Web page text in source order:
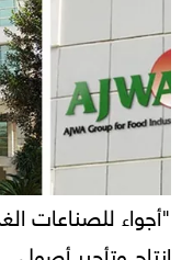
"أجواء للصناعات